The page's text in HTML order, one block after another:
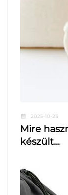
2025-10-23
Mire
készült...